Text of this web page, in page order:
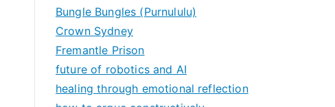
Bungle Bungles (Purnululu)
Crown Sydney
Fremantle Prison
future of robotics and AI
healing through emotional reflection